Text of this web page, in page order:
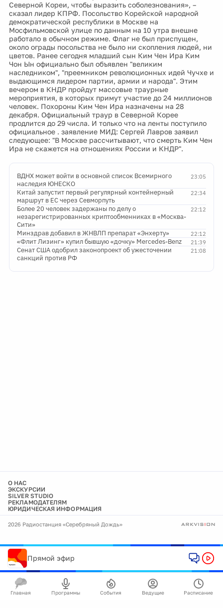
Северной Кореи, чтобы выразить соболезнования», –
сказал лидер КПРФ. Посольство Корейской народной
демократической республики в Москве на
Мосфильмовской улице по данным на 10 утра внешне
работало в обычном режиме. Флаг не был приспущен,
около ограды посольства не было ни скопления людей, ни
цветов. Ранее сегодня младший сын Ким Чен Ира Ким
Чон Ын официально был объявлен "великим
наследником", "преемником революционных идей Чучхе и
выдающимся лидером партии, армии и народа". Этим
вечером в КНДР пройдут массовые траурные
мероприятия, в которых примут участие до 24 миллионов
человек. Похороны Ким Чен Ира назначены на 28
декабря. Официальный траур в Северной Корее
продлится до 29 числа. И только что на ленты поступило
официальное . заявление МИД: Сергей Лавров заявил
следующее: "В Москве рассчитывают, что смерть Ким Чен
Ира не скажется на отношениях России и КНДР".
23:05
ВДНХ может войти в основной список Всемирного
наследия ЮНЕСКО
22:34
Китай запустит первый регулярный контейнерный
маршрут в ЕС через Севморпуть
22:12
Более 20 человек задержаны по делу о
незарегистрированных криптообменниках в «Москва-
Сити»
22:12
Минздрав добавил в ЖНВЛП препарат «Энхерту»
21:39
«Флит Лизинг» купил бывшую «дочку» Mercedes-Benz
21:08
Сенат США одобрил законопроект об ужесточении
санкций против РФ
О НАС
ЭКСКУРСИИ
SILVER STUDIO
РЕКЛАМОДАТЕЛЯМ
ЮРИДИЧЕСКАЯ ИНФОРМАЦИЯ
2026 Радиостанция «Серебряный Дождь»
Прямой эфир
Главная Программы События Ведущие Расписание